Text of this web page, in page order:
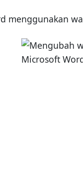
menggunakan